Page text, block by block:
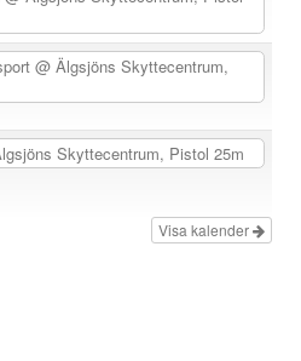
@ Älgsjöns Skyttecentrum,
Skyttecentrum, Pistol 25m
Visa kalender